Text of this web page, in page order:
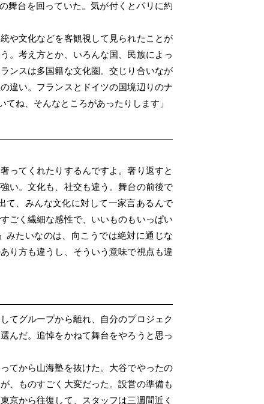
舞台を回っていた。気が付くとパリに約
や文化などを客観視して見られたことが
。考え方とか、いろんな国、民族によっ
ンスは多国籍な文化圏。交じり合いなが
違い。フランスとドイツの国境辺りのナ
ね、そんなところがあったりします」
ってくれたりするんですよ。奢り返すと
い。文化も、社交も違う。舞台の前後で
て、みんな文化に対して一家言あるんで
ごく繊細な感性で、いいものもいっぱい
みたいなのは、向こうでは絶対に通じな
り方も違うし、そういう意味で視点も違
てグループから離れ、自分のプロジェク
んだ。追悼をかねて舞台をやろうと思っ
てから山海塾を抜けた。大谷でやったの
、ものすごく大変だった。設営の準備も
京から往復して、スタッフは三週間近く